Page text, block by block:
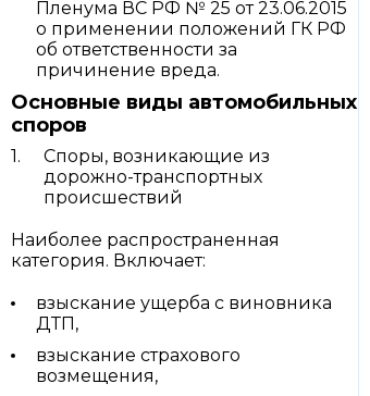
Пленума ВС РФ № 25 от 23.06.2015
о применении положений ГК РФ
об ответственности за
причинение вреда.
Основные виды автомобильных
споров
Споры, возникающие из
дорожно-транспортных
происшествий
Наиболее распространенная
категория. Включает:
взыскание ущерба с виновника
ДТП,
взыскание страхового
возмещения,